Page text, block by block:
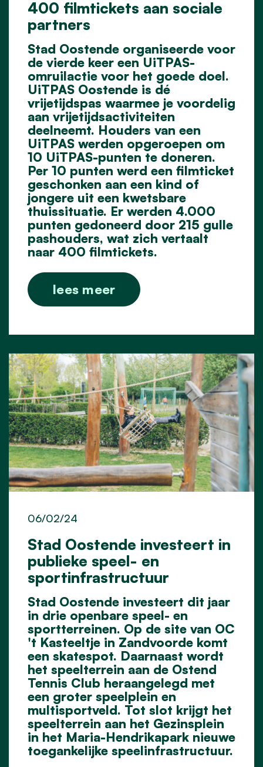
400 filmtickets aan sociale
partners
Stad Oostende organiseerde voor
de vierde keer een UiTPAS-
omruilactie voor het goede doel.
UiTPAS Oostende is dé
vrijetijdspas waarmee je voordelig
aan vrijetijdsactiviteiten
deelneemt. Houders van een
UiTPAS werden opgeroepen om
10 UiTPAS-punten te doneren.
Per 10 punten werd een filmticket
geschonken aan een kind of
jongere uit een kwetsbare
thuissituatie. Er werden 4.000
punten gedoneerd door 215 gulle
pashouders, wat zich vertaalt
naar 400 filmtickets.
lees meer
Stad Oostende investeert in
publieke speel- en
sportinfrastructuur
06/02/24
Stad Oostende investeert dit jaar
in drie openbare speel- en
sportterreinen. Op de site van OC
't Kasteeltje in Zandvoorde komt
een skatespot. Daarnaast wordt
het speelterrein aan de Ostend
Tennis Club heraangelegd met
een groter speelplein en
multisportveld. Tot slot krijgt het
speelterrein aan het Gezinsplein
in het Maria-Hendrikapark nieuwe
toegankelijke speelinfrastructuur.